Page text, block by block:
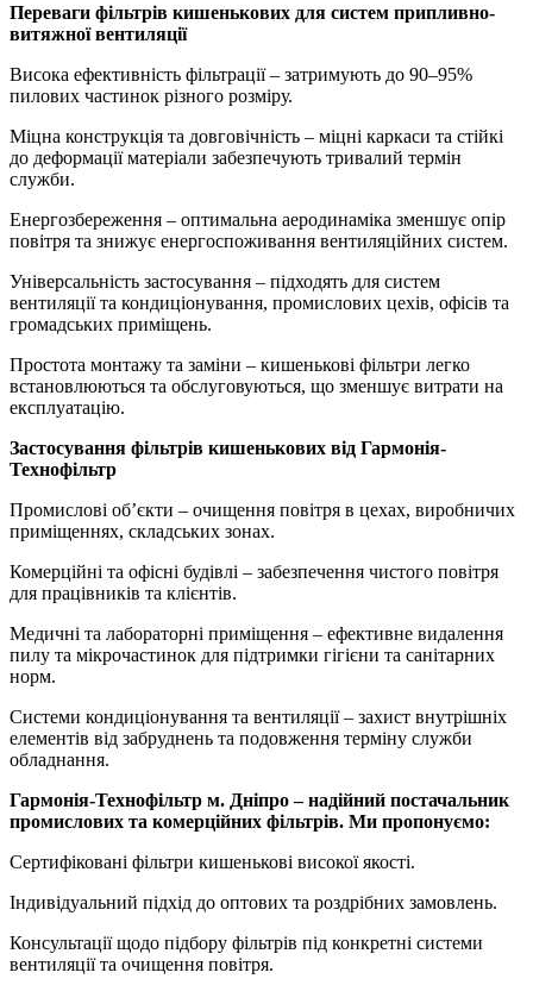
Переваги фільтрів кишенькових для систем припливно-
витяжної вентиляції
Висока ефективність фільтрації – затримують до 90–95%
пилових частинок різного розміру.
Міцна конструкція та довговічність – міцні каркаси та стійкі
до деформації матеріали забезпечують тривалий термін
служби.
Енергозбереження – оптимальна аеродинаміка зменшує опір
повітря та знижує енергоспоживання вентиляційних систем.
Універсальність застосування – підходять для систем
вентиляції та кондиціонування, промислових цехів, офісів та
громадських приміщень.
Простота монтажу та заміни – кишенькові фільтри легко
встановлюються та обслуговуються, що зменшує витрати на
експлуатацію.
Застосування фільтрів кишенькових від Гармонія-
Технофільтр
Промислові об’єкти – очищення повітря в цехах, виробничих
приміщеннях, складських зонах.
Комерційні та офісні будівлі – забезпечення чистого повітря
для працівників та клієнтів.
Медичні та лабораторні приміщення – ефективне видалення
пилу та мікрочастинок для підтримки гігієни та санітарних
норм.
Системи кондиціонування та вентиляції – захист внутрішніх
елементів від забруднень та подовження терміну служби
обладнання.
Гармонія-Технофільтр м. Дніпро – надійний постачальник
промислових та комерційних фільтрів. Ми пропонуємо:
Сертифіковані фільтри кишенькові високої якості.
Індивідуальний підхід до оптових та роздрібних замовлень.
Консультації щодо підбору фільтрів під конкретні системи
вентиляції та очищення повітря.